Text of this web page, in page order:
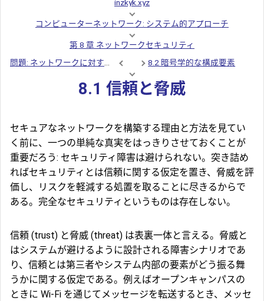
inzkyk.xyz
コンピューターネットワーク: システム的アプローチ
第 8 章 ネットワークセキュリティ
8.2 暗号学的な構成要素
8.1 信頼と脅威
セキュアなネットワークを構築する理由と方法を見てい
く前に、一つの単純な真実をはっきりさせておくことが
重要だろう: セキュリティ障害は避けられない。突き詰め
ればセキュリティとは信頼に関する仮定を置き、脅威を評
価し、リスクを軽減する処置を取ることに尽きるからで
ある。完全なセキュリティというものは存在しない。
信頼 (trust) と脅威 (threat) は表裏一体と言える。脅威と
はシステムが避けるように設計される障害シナリオであ
り、信頼とは第三者やシステム内部の要素がどう振る舞
うかに関する仮定である。例えばオープンキャンパスの
ときに Wi-Fi を通じてメッセージを転送するとき、メッセ